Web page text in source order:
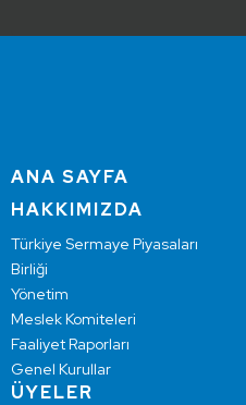
ANA SAYFA
HAKKIMIZDA
Türkiye Sermaye Piyasaları
Birliği
Yönetim
Meslek Komiteleri
Faaliyet Raporları
Genel Kurullar
ÜYELER